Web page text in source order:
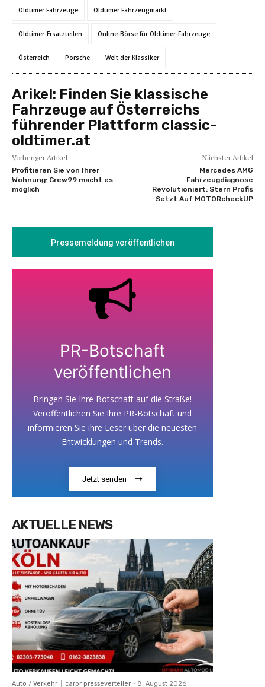
Oldtimer Fahrzeuge Oldtimer Fahrzeugmarkt
Oldtimer-Ersatzteilen Online-Börse für Oldtimer-Fahrzeuge
Österreich Porsche Welt der Klassiker
Arikel: Finden Sie klassische
Fahrzeuge auf Österreichs
führender Plattform classic-
oldtimer.at
Vorheriger Artikel
Profitieren Sie von Ihrer
Wohnung: Crew99 macht es
möglich
Nächster Artikel
Mercedes AMG
Fahrzeugdiagnose
Revolutioniert: Stern Profis
Setzt Auf MOTORcheckUP
Pressemeldung veröffentlichen
PR-Botschaft
veröffentlichen
Bringen Sie Ihre Botschaft auf die Straße!
Veröffentlichen Sie Ihre PR-Botschaft und
informieren Sie ihre Leser über die neuesten
Entwicklungen und Trends.
Jetzt senden
AKTUELLE NEWS
Auto / Verkehr carpr presseverteiler - 8. August 2026